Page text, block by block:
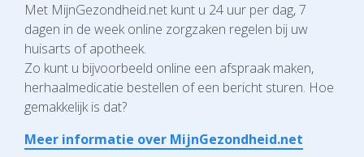
Met MijnGezondheid.net kunt u 24 uur per dag, 7
dagen in de week online zorgzaken regelen bij uw
huisarts of apotheek.
Zo kunt u bijvoorbeeld online een afspraak maken,
herhaalmedicatie bestellen of een bericht sturen. Hoe
gemakkelijk is dat?
Meer informatie over MijnGezondheid.net